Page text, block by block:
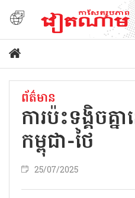
ព័ត៌មាន
ការប៉ះទង្គិចគ្ន
កម្ពុជា-ថៃ
25/07/2025